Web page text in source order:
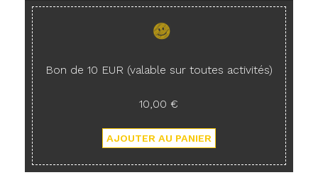
Bon de 10 EUR (valable sur toutes activités)
10,00 €